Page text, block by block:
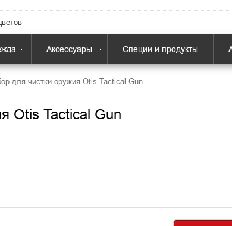
Аксессуары Специи и продукты
для чистки оружия Otis Tactical Gun
Otis Tactical Gun